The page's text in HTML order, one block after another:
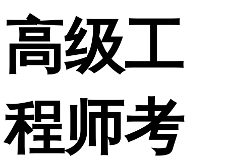
高级工
程师考